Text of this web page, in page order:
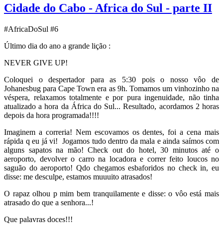
Cidade do Cabo - Africa do Sul - parte II
#AfricaDoSul #6
Último dia do ano a grande lição :
NEVER GIVE UP!
Coloquei o despertador para as 5:30 pois o nosso vôo de
Johanesbug para Cape Town era as 9h. Tomamos um vinhozinho na
véspera, relaxamos totalmente e por pura ingenuidade, não tinha
atualizado a hora da África do Sul... Resultado, acordamos 2 horas
depois da hora programada!!!!
Imaginem a correria! Nem escovamos os dentes, foi a cena mais
rápida q eu já vi! Jogamos tudo dentro da mala e ainda saímos com
alguns sapatos na mão! Check out do hotel, 30 minutos até o
aeroporto, devolver o carro na locadora e correr feito loucos no
saguão do aeroporto! Qdo chegamos esbaforidos no check in, eu
disse: me desculpe, estamos muuuito atrasados!
O rapaz olhou p mim bem tranquilamente e disse: o vôo está mais
atrasado do que a senhora...!
Que palavras doces!!!